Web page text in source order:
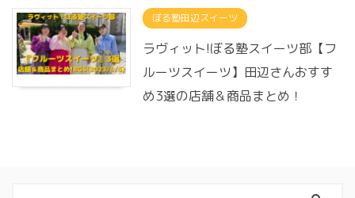
ぼる塾田辺スイーツ
ラヴィット!ぼる塾スイーツ部【フ
ルーツスイーツ】田辺さんおすす
め3選の店舗＆商品まとめ！